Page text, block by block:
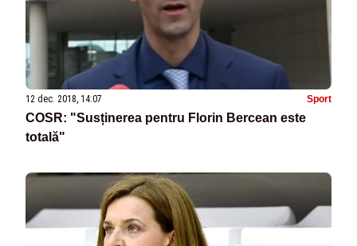
12 dec. 2018, 14:07 Sport
COSR: "Susținerea pentru Florin Bercean este
totală"